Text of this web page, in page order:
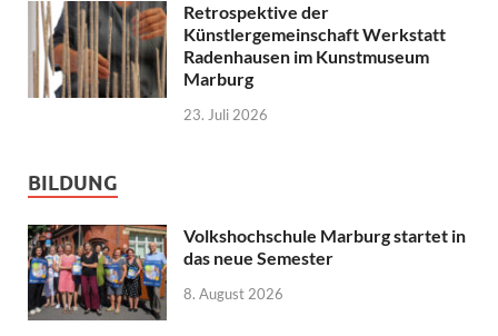
Retrospektive der
Künstlergemeinschaft Werkstatt
Radenhausen im Kunstmuseum
Marburg
23. Juli 2026
BILDUNG
Volkshochschule Marburg startet in
das neue Semester
8. August 2026